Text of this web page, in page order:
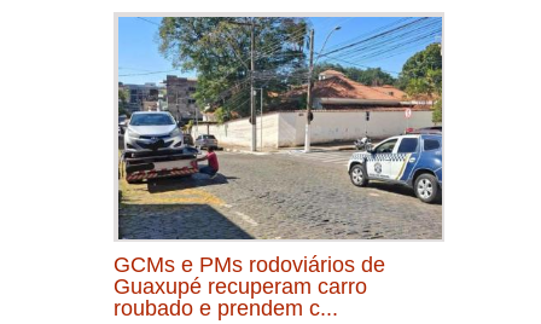
GCMs e PMs rodoviários de
Guaxupé recuperam carro
roubado e prendem c...